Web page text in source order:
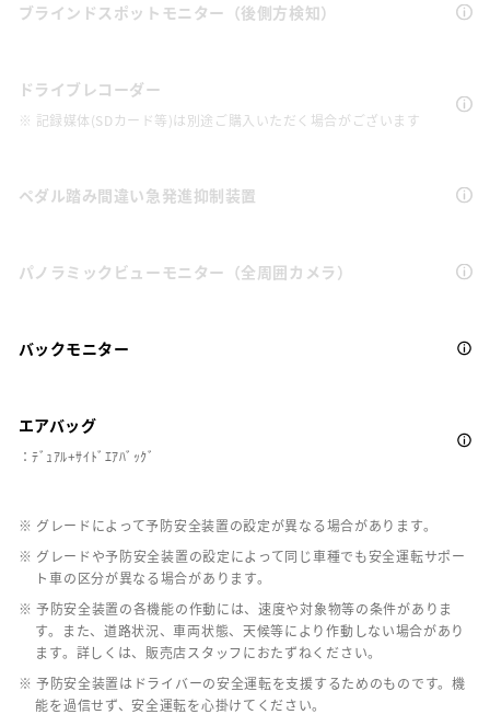
ブラインドスポットモニター（後側方検知）
ドライブレコーダー
※ 記録媒体(SDカード等)は別途ご購入いただく場合がございます
ペダル踏み間違い急発進抑制装置
パノラミックビューモニター（全周囲カメラ）
バックモニター
エアバッグ
：ﾃﾞｭｱﾙ+ｻｲﾄﾞｴｱﾊﾞｯｸﾞ
※ グレードによって予防安全装置の設定が異なる場合があります。
※ グレードや予防安全装置の設定によって同じ車種でも安全運転サポー
ト車の区分が異なる場合があります。
※ 予防安全装置の各機能の作動には、速度や対象物等の条件がありま
す。また、道路状況、車両状態、天候等により作動しない場合があり
ます。詳しくは、販売店スタッフにおたずねください。
※ 予防安全装置はドライバーの安全運転を支援するためのものです。機
能を過信せず、安全運転を心掛けてください。